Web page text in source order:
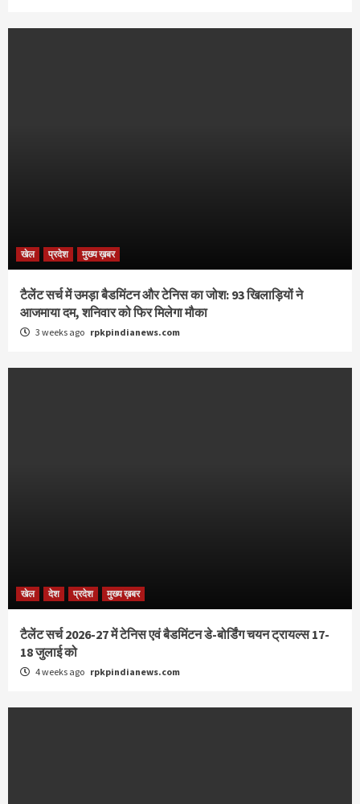
खेल प्रदेश मुख्य ख़बर
टैलेंट सर्च में उमड़ा बैडमिंटन और टेनिस का जोश: 93 खिलाड़ियों ने
आजमाया दम, शनिवार को फिर मिलेगा मौका
3 weeks ago rpkpindianews.com
खेल देश प्रदेश मुख्य ख़बर
टैलेंट सर्च 2026-27 में टेनिस एवं बैडमिंटन डे-बोर्डिंग चयन ट्रायल्स 17-
18 जुलाई को
4 weeks ago rpkpindianews.com